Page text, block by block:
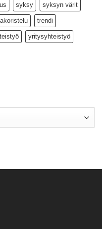
syksy syksyn värit
trendi
yritysyhteistyö